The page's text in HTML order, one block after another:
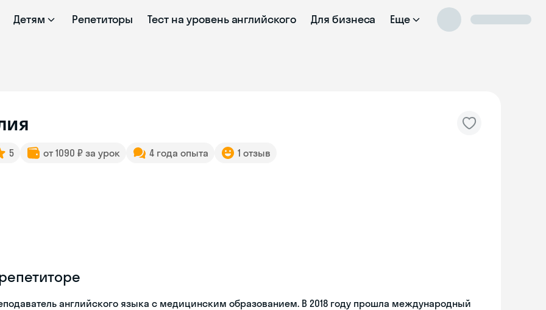
Детям Репетиторы Тест на уровень английского Для бизнеса Еще
5 от 1090 ₽ за урок 4 года опыта 1 отзыв
английского языка с медицинским образованием. В 2018 году прошла международный